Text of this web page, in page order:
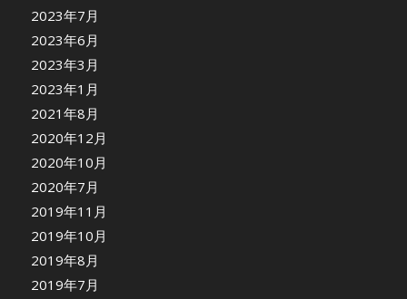
2023年7月
2023年6月
2023年3月
2023年1月
2021年8月
2020年12月
2020年10月
2020年7月
2019年11月
2019年10月
2019年8月
2019年7月